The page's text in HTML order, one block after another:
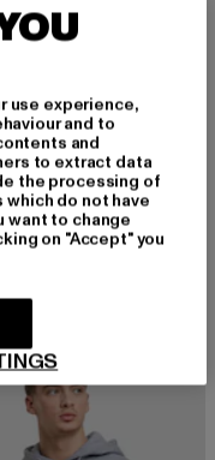
DNGRS
Wall
Preis: 18,40 EUR
45,99 EURAktionspreis:
use experience,
and to
and
to extract data
the processing of
do not have
want to change
on "Accept" you